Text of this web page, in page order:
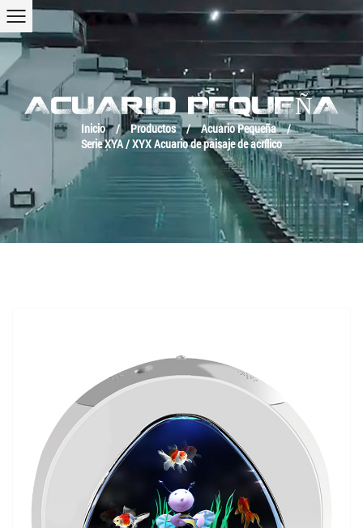
ACUARIO PEQUEÑA
Inicio / Productos / Acuario Pequeña /
Serie XYA / XYX Acuario de paisaje de acrílico